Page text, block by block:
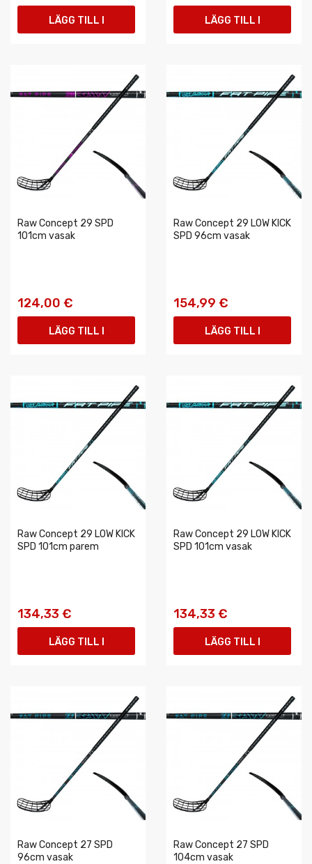
LÄGG TILL I LÄGG TILL I
Raw Concept 29 SPD
101cm vasak
124,00 €
LÄGG TILL I
Raw Concept 29 LOW KICK
SPD 96cm vasak
154,99 €
LÄGG TILL I
Raw Concept 29 LOW KICK
SPD 101cm parem
134,33 €
LÄGG TILL I
Raw Concept 29 LOW KICK
SPD 101cm vasak
134,33 €
LÄGG TILL I
Raw Concept 27 SPD
96cm vasak
Raw Concept 27 SPD
104cm vasak